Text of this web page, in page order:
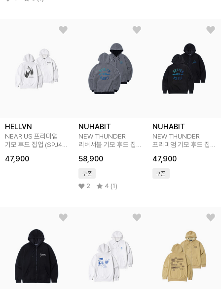
HELLVN
NEAR US 프리미엄
기모 후드 집업 (SPJ4-
47,900
NUHABIT
NEW THUNDER
리버서블 기모 후드 집업
58,900
쿠폰
2 4 (1)
NUHABIT
NEW THUNDER
프리미엄 기모 후드 집업
47,900
쿠폰